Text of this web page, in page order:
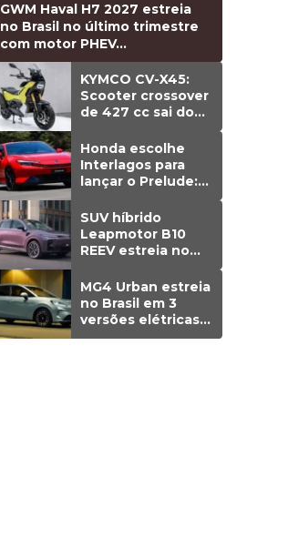
GWM Haval H7 2027 estreia
no Brasil no último trimestre
com motor PHEV...
KYMCO CV-X45:
Scooter crossover
de 427 cc sai do
versão de
produção
Honda escolhe
Interlagos para
lançar o Prelude:
203 cv chega em
agosto ao Brasil
SUV híbrido
Leapmotor B10
REEV estreia no
detalhes
MG4 Urban estreia
no Brasil em 3
versões elétricas;
preços vão de R$